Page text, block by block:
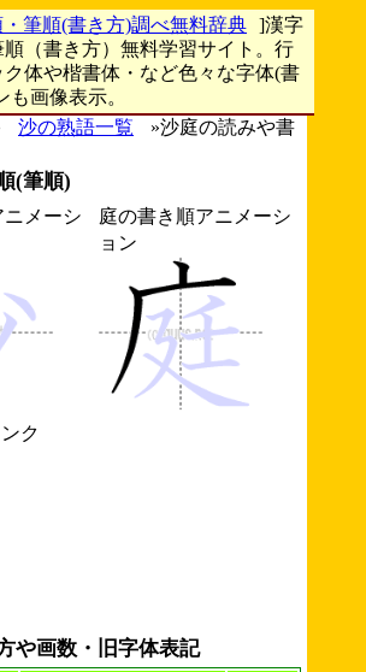
筆順(書き方)調べ無料辞典 ]漢字
（書き方）無料学習サイト。行
体や楷書体・など色々な字体(書
も画像表示。
沙の熟語一覧
»沙庭の読みや書
(筆順)
メーシ
庭の書き順アニメーシ
ョン
ク
や画数・旧字体表記